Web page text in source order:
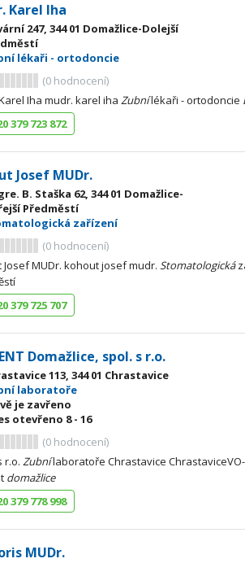
Karel Iha
247, 344 01 Domažlice-Dolejší
lékaři - ortodoncie
(0 hodnocení)
Iha mudr. karel iha Zubnílékaři - ortodoncie
379 723 872
Josef MUDr.
B. Staška 62, 344 01 Domažlice-
Předměstí
zařízení
(0 hodnocení)
Josef MUDr. kohout josef mudr. Stomatologická
379 725 707
Domažlice, spol. s r.o.
113, 344 01 Chrastavice
laboratoře
je zavřeno
otevřeno 8 - 16
(0 hodnocení)
r.o. Zubnílaboratoře Chrastavice ChrastaviceVO-
domažlice
379 778 998
MUDr.